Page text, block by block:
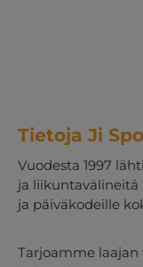
Tietoja Ji
Vuodesta 1997
ja liikuntavälineitä
ja päiväkodeille
Tarjoamme